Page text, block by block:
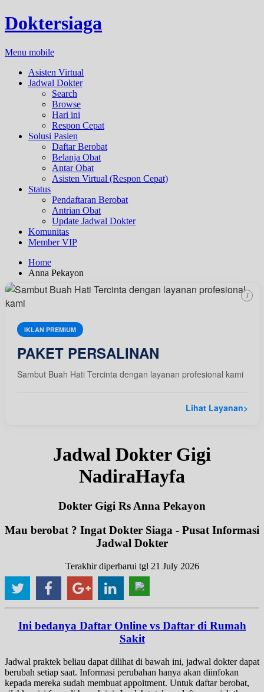
Doktersiaga
Menu mobile
Asisten Virtual
Jadwal Dokter
Search
Browse
Hari ini
Respon Cepat
Solusi Pasien
Daftar Berobat
Belanja Obat
Antar Obat
Asisten Virtual (Respon Cepat)
Status
Pendaftaran Berobat
Antrian Obat
Update Jadwal Dokter
Komunitas
Member VIP
Home
Anna Pekayon
IKLAN PREMIUM
PAKET PERSALINAN
Sambut Buah Hati Tercinta dengan layanan profesional kami
Lihat Layanan>
i
Jadwal Dokter Gigi
NadiraHayfa
Dokter Gigi Rs Anna Pekayon
Mau berobat ? Ingat Dokter Siaga - Pusat Informasi
Jadwal Dokter
Terakhir diperbarui tgl 21 July 2026
Ini bedanya Daftar Online vs Daftar di Rumah
Sakit
Jadwal praktek beliau dapat dilihat di bawah ini, jadwal dokter dapat
berubah setiap saat. Informasi perubahan hanya akan diinfokan
kepada mereka sudah membuat appoitment. Untuk daftar berobat,